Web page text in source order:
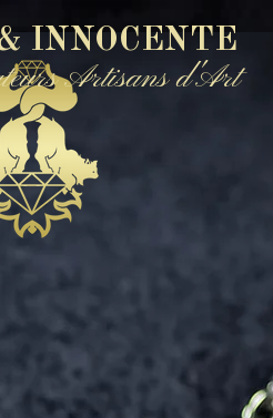
INNOCENTE
Artisans d'Art